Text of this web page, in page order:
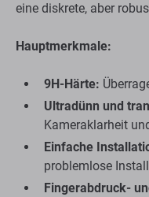
eine diskrete, aber
Hauptmerkmale:
9H-Härte:
Ultradünn und
Kameraklarheit
Einfache
problemlose
Fingerabdruck-